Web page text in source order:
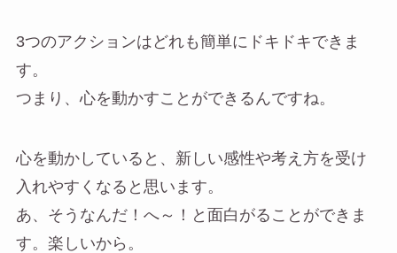
3つのアクションはどれも簡単にドキドキできま
す。
つまり、心を動かすことができるんですね。
心を動かしていると、新しい感性や考え方を受け
入れやすくなると思います。
あ、そうなんだ！へ～！と面白がることができま
す。楽しいから。